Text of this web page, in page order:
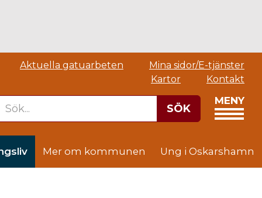
Aktuella gatuarbeten
Mina sidor/E-tjänster
Kartor
Kontakt
SÖK
MENY
Mer om kommunen Ung i Oskarshamn